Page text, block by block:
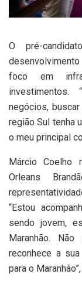
O pré-
foco em
investimentos.
negócios,
região Sul tenha
o meu principal
Márcio Coelho
Orleans
“Estou
sendo jovem,
Maranhão.
reconhece a
para o